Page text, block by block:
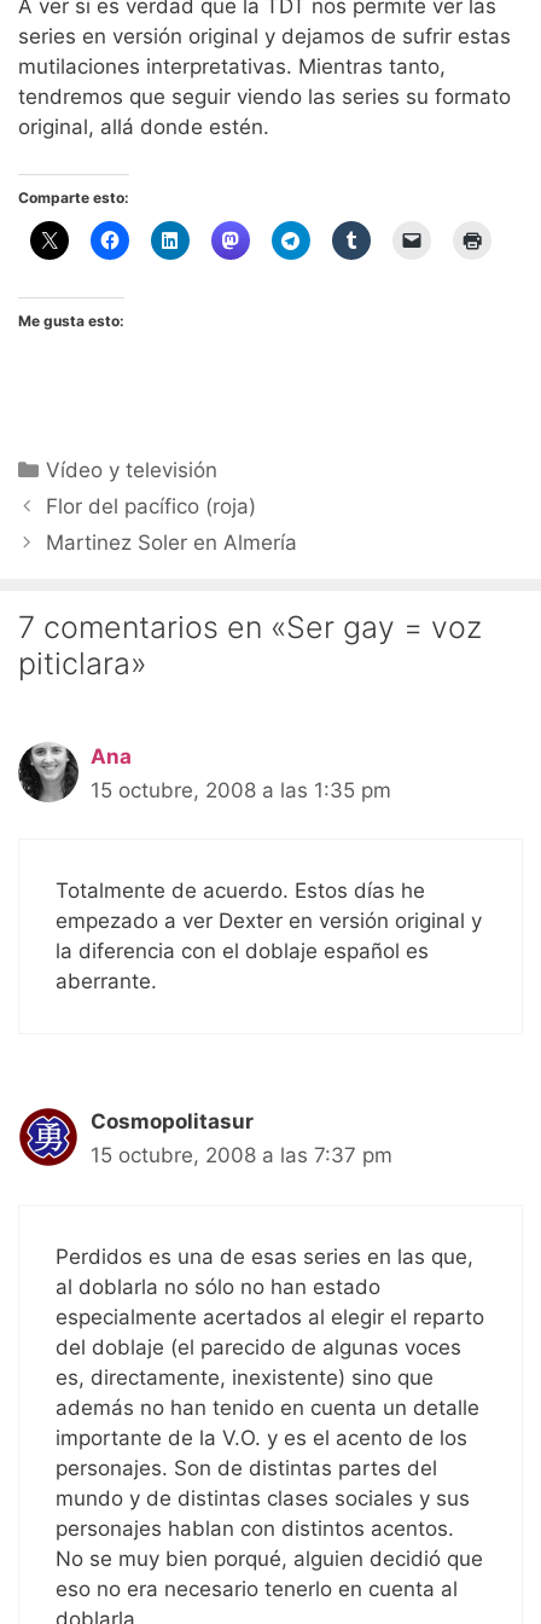
A ver si es verdad que la TDT nos permite ver las
series en versión original y dejamos de sufrir estas
mutilaciones interpretativas. Mientras tanto,
tendremos que seguir viendo las series su formato
original, allá donde estén.
Comparte esto:
Me gusta esto:
Categorías
Vídeo y televisión
Flor del pacífico (roja)
Martinez Soler en Almería
7 comentarios en «Ser gay = voz
piticlara»
Ana
15 octubre, 2008 a las 1:35 pm
Totalmente de acuerdo. Estos días he
empezado a ver Dexter en versión original y
la diferencia con el doblaje español es
aberrante.
Cosmopolitasur
15 octubre, 2008 a las 7:37 pm
Perdidos es una de esas series en las que,
al doblarla no sólo no han estado
especialmente acertados al elegir el reparto
del doblaje (el parecido de algunas voces
es, directamente, inexistente) sino que
además no han tenido en cuenta un detalle
importante de la V.O. y es el acento de los
personajes. Son de distintas partes del
mundo y de distintas clases sociales y sus
personajes hablan con distintos acentos.
No se muy bien porqué, alguien decidió que
eso no era necesario tenerlo en cuenta al
doblarla.